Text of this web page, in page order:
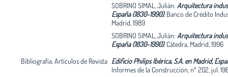
SOBRINO SIMAL, Julián: Arquitectura
España (1830-1990). Banco de Crédito
Madrid, 1989
SOBRINO SIMAL, Julián: Arquitectura
España (1830-1990). Cátedra, Madrid, 1996
Bibliografía. Artículos de Revista Edificio Philips Ibérica, S.A. en Madrid,
Informes de la Construcción, nº 202, jul.